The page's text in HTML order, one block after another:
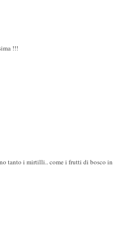
!!!
tanto i mirtilli.. come i frutti di bosco in